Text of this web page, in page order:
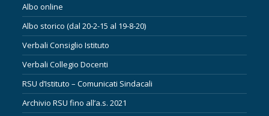
Albo online
Albo storico (dal 20-2-15 al 19-8-20)
Verbali Consiglio Istituto
Verbali Collegio Docenti
RSU d’Istituto – Comunicati Sindacali
Archivio RSU fino all’a.s. 2021